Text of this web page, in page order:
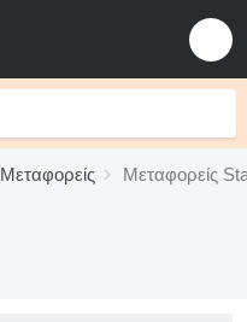
Μεταφορείς Μεταφορείς